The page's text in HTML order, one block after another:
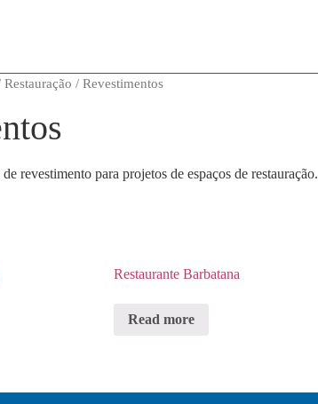
Restauração / Revestimentos
revestimento para projetos de espaços de restauração.
Restaurante Barbatana
Read more